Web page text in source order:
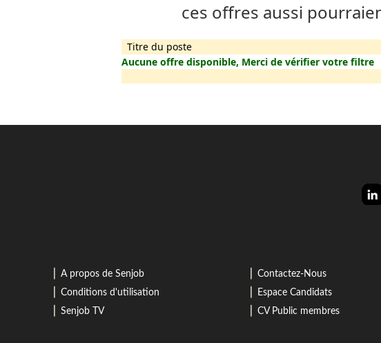
ces offres aussi
Titre du poste
Aucune offre disponible, Merci de vérifier votre filtre
A propos de Senjob Contactez-Nous
Conditions d'utilisation Espace Candidats
Senjob TV CV Public membres